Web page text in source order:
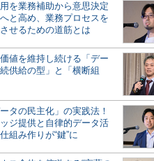
を業務補助から意思決定
と高め、業務プロセスを
せるための道筋とは
値を維持し続ける「デー
供給の型」と「横断組
ータの民主化」の実践法！
ジ提供と自律的データ活
組み作りが“鍵”に